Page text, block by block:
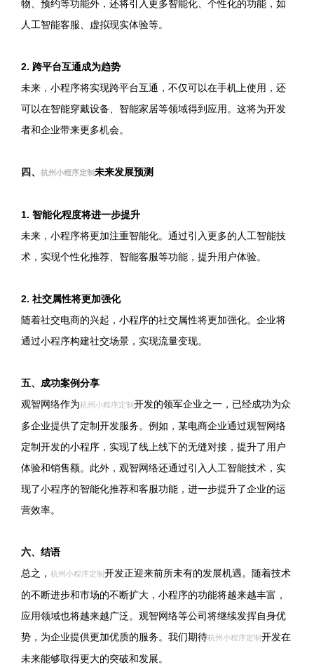
物、预约等功能外，还将引入更多智能化、个性化的功能，如
人工智能客服、虚拟现实体验等。
2. 跨平台互通成为趋势
未来，小程序将实现跨平台互通，不仅可以在手机上使用，还
可以在智能穿戴设备、智能家居等领域得到应用。这将为开发
者和企业带来更多机会。
四、 杭州小程序定制未来发展预测
1. 智能化程度将进一步提升
未来，小程序将更加注重智能化。通过引入更多的人工智能技
术，实现个性化推荐、智能客服等功能，提升用户体验。
2. 社交属性将更加强化
随着社交电商的兴起，小程序的社交属性将更加强化。企业将
通过小程序构建社交场景，实现流量变现。
五、成功案例分享
观智网络作为杭州小程序定制 开发的领军企业之一，已经成功为众
多企业提供了定制开发服务。例如，某电商企业通过观智网络
定制开发的小程序，实现了线上线下的无缝对接，提升了用户
体验和销售额。此外，观智网络还通过引入人工智能技术，实
现了小程序的智能化推荐和客服功能，进一步提升了企业的运
营效率。
六、结语
总之， 杭州小程序定制 开发正迎来前所未有的发展机遇。随着技术
的不断进步和市场的不断扩大，小程序的功能将越来越丰富，
应用领域也将越来越广泛。观智网络等公司将继续发挥自身优
势，为企业提供更加优质的服务。我们期待杭州小程序定制 开发在
未来能够取得更大的突破和发展。